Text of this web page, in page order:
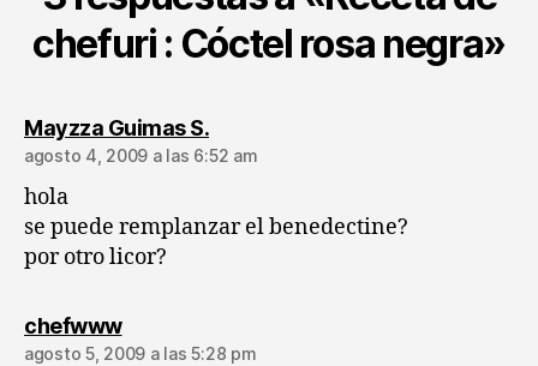
chefuri : Cóctel rosa negra»
Mayzza Guimas S.dice:
agosto 4, 2009 a las 6:52 am
hola
se puede remplanzar el benedectine?
por otro licor?
chefwwwdice:
agosto 5, 2009 a las 5:28 pm